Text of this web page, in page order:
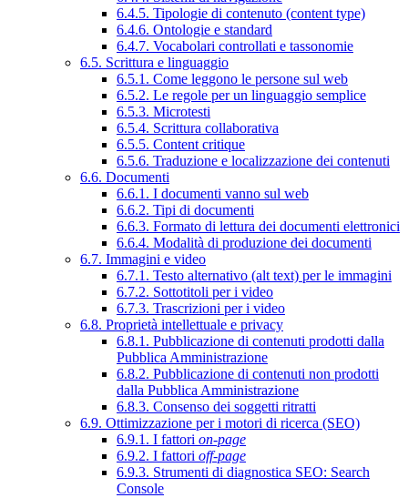
6.4.5. Tipologie di contenuto (content type)
6.4.6. Ontologie e standard
6.4.7. Vocabolari controllati e tassonomie
6.5. Scrittura e linguaggio
6.5.1. Come leggono le persone sul web
6.5.2. Le regole per un linguaggio semplice
6.5.3. Microtesti
6.5.4. Scrittura collaborativa
6.5.5. Content critique
6.5.6. Traduzione e localizzazione dei contenuti
6.6. Documenti
6.6.1. I documenti vanno sul web
6.6.2. Tipi di documenti
6.6.3. Formato di lettura dei documenti elettronici
6.6.4. Modalità di produzione dei documenti
6.7. Immagini e video
6.7.1. Testo alternativo (alt text) per le immagini
6.7.2. Sottotitoli per i video
6.7.3. Trascrizioni per i video
6.8. Proprietà intellettuale e privacy
6.8.1. Pubblicazione di contenuti prodotti dalla
Pubblica Amministrazione
6.8.2. Pubblicazione di contenuti non prodotti
dalla Pubblica Amministrazione
6.8.3. Consenso dei soggetti ritratti
6.9. Ottimizzazione per i motori di ricerca (SEO)
6.9.1. I fattori on-page
6.9.2. I fattori off-page
6.9.3. Strumenti di diagnostica SEO: Search
Console